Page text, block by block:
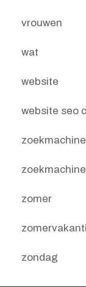
vrouwen
wat
website
website seo
zomer
zondag